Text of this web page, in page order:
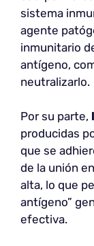
sistema
agente
inmunitario
antígeno,
neutralizarlo.
Por su parte,
producidas
que se
de la unión
alta, lo que
antígeno”
efectiva.